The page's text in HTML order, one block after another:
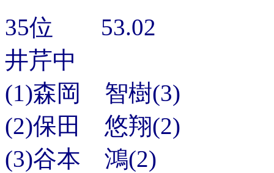
35位 53.02
井芹中
(1)森岡 智樹(3)
(2)保田 悠翔(2)
(3)谷本 鴻(2)